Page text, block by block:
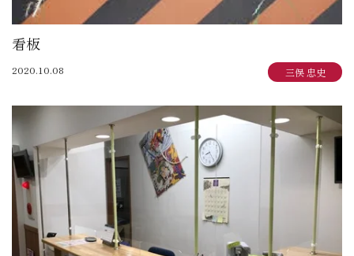
看板
2020.10.08 三俣 忠史